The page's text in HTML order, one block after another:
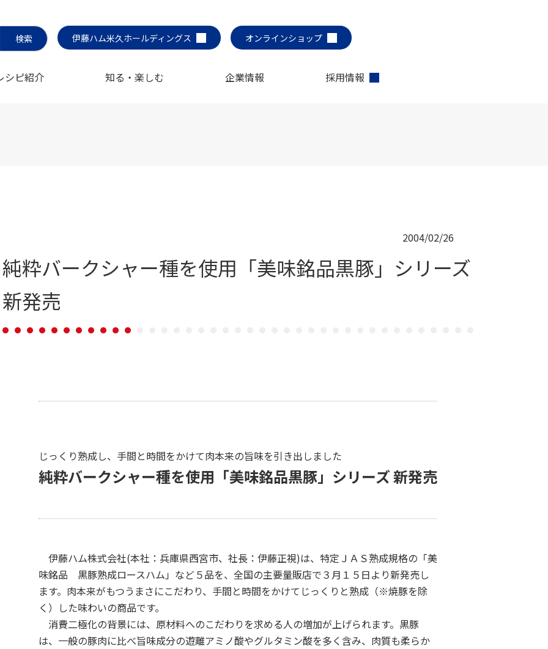
伊藤ハム米久ホールディングス
オンラインショップ
シピ紹介 知る・楽しむ 企業情報 採用情報
2004/02/26
純粋バークシャー種を使用「美味銘品黒豚」シリーズ
新発売
じっくり熟成し、手間と時間をかけて肉本来の旨味を引き出しました
純粋バークシャー種を使用「美味銘品黒豚」シリーズ 新発売
伊藤ハム株式会社(本社：兵庫県西宮市、社長：伊藤正視)は、特定ＪＡＳ熟成規格の「美
味銘品 黒豚熟成ロースハム」など５品を、全国の主要量販店で３月１５日より新発売し
ます。肉本来がもつうまさにこだわり、手間と時間をかけてじっくりと熟成（※焼豚を除
く）した味わいの商品です。
消費二極化の背景には、原材料へのこだわりを求める人の増加が上げられます。黒豚
は、一般の豚肉に比べ旨味成分の遊離アミノ酸やグルタミン酸を多く含み、肉質も柔らか